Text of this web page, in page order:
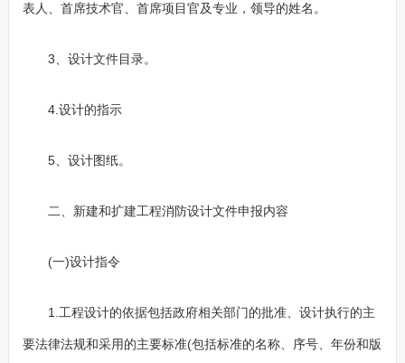
表人、首席技术官、首席项目官及专业，领导的姓名。
3、设计文件目录。
4.设计的指示
5、设计图纸。
二、新建和扩建工程消防设计文件申报内容
(一)设计指令
1.工程设计的依据包括政府相关部门的批准、设计执行的主
要法律法规和采用的主要标准(包括标准的名称、序号、年份和版